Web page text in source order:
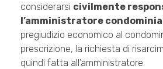
considerarsi civilmente
l’amministratore
pregiudizio economico al
prescrizione, la richiesta di
quindi fatta all’amministratore.